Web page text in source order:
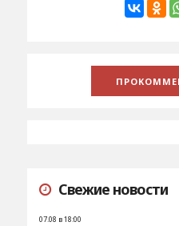
Свежие новости
07.08 в 18:00